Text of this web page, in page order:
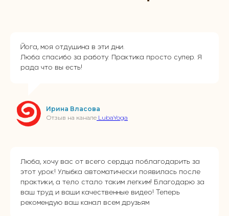
Йога, моя отдушина в эти дни.
Люба спасибо за работу. Практика просто супер. Я
рада что вы есть!
Ирина Власова
Отзыв на канале LubaYoga
Люба, хочу вас от всего сердца поблагодарить за
этот урок! Улыбка автоматически появилась после
практики, а тело стало таким легким! Благодарю за
ваш труд и ваши качественные видео! Теперь
рекомендую ваш канал всем друзьям